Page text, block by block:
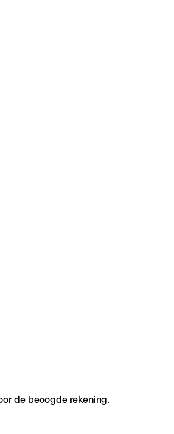
de beoogde rekening.